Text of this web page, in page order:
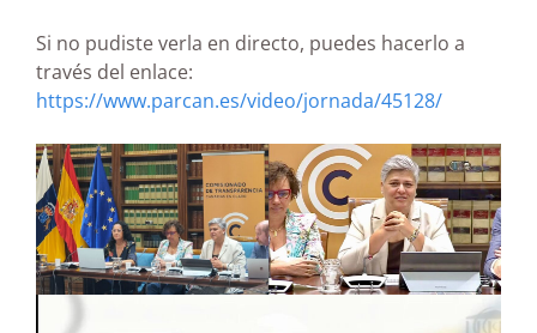
Si no pudiste verla en directo, puedes hacerlo a
través del enlace:
https://www.parcan.es/video/jornada/45128/